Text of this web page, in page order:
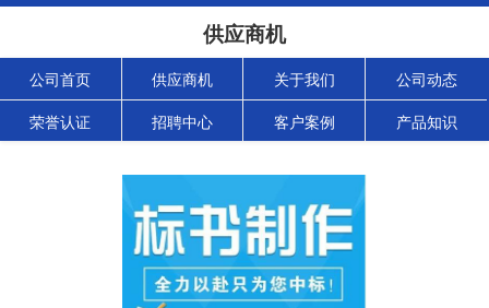
供应商机
公司首页 供应商机 关于我们 公司动态
荣誉认证 招聘中心 客户案例 产品知识